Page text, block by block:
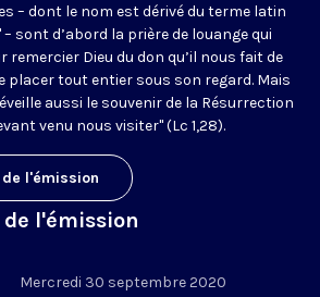
– dont le nom est dérivé du terme latin
sont d’abord la prière de louange qui
remercier Dieu du don qu’il nous fait de
placer tout entier sous son regard. Mais
aussi le souvenir de la Résurrection
venu nous visiter" (Lc 1,28).
l'émission
l'émission
Mercredi 30 septembre 2020